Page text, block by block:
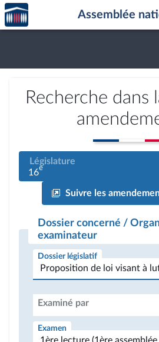
Aller au contenu
Aller en bas de la page
Accèder
à la
page
Assemblée
Recherche dans
Législature
16e
Suivre les
Dossier concerné /
examinateur
Dossier législatif
Examiné par
Examen